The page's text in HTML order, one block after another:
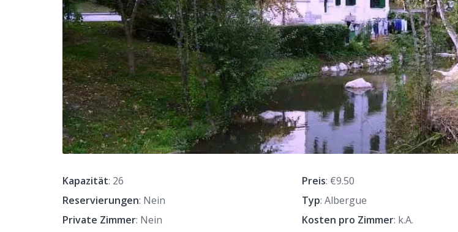
Kapazität: 26 Preis: €9.50
Reservierungen: Nein Typ: Albergue
Private Zimmer: Nein Kosten pro Zimmer: k.A.